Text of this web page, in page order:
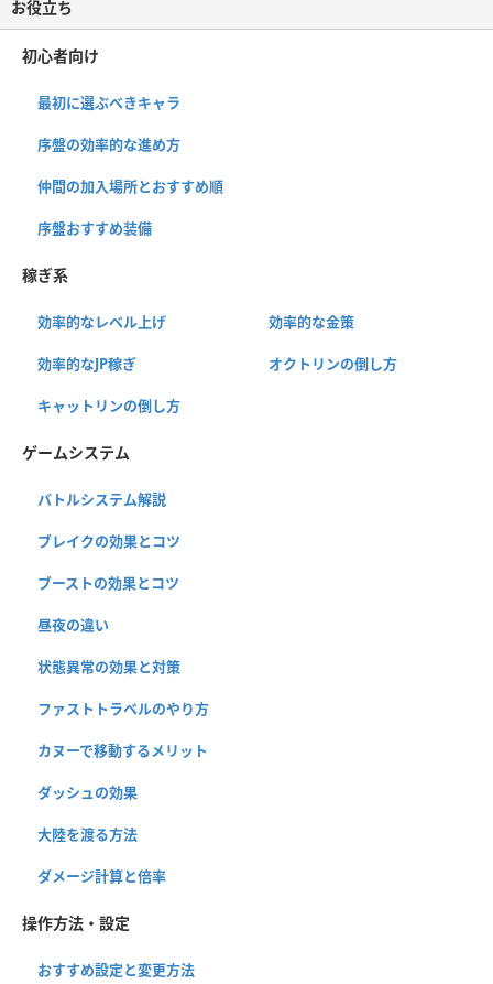
お役立ち
初心者向け
最初に選ぶべきキャラ
序盤の効率的な進め方
仲間の加入場所とおすすめ順
序盤おすすめ装備
稼ぎ系
効率的なレベル上げ 効率的な金策
効率的なJP稼ぎ オクトリンの倒し方
キャットリンの倒し方
ゲームシステム
バトルシステム解説
ブレイクの効果とコツ
ブーストの効果とコツ
昼夜の違い
状態異常の効果と対策
ファストトラベルのやり方
カヌーで移動するメリット
ダッシュの効果
大陸を渡る方法
ダメージ計算と倍率
操作方法・設定
おすすめ設定と変更方法